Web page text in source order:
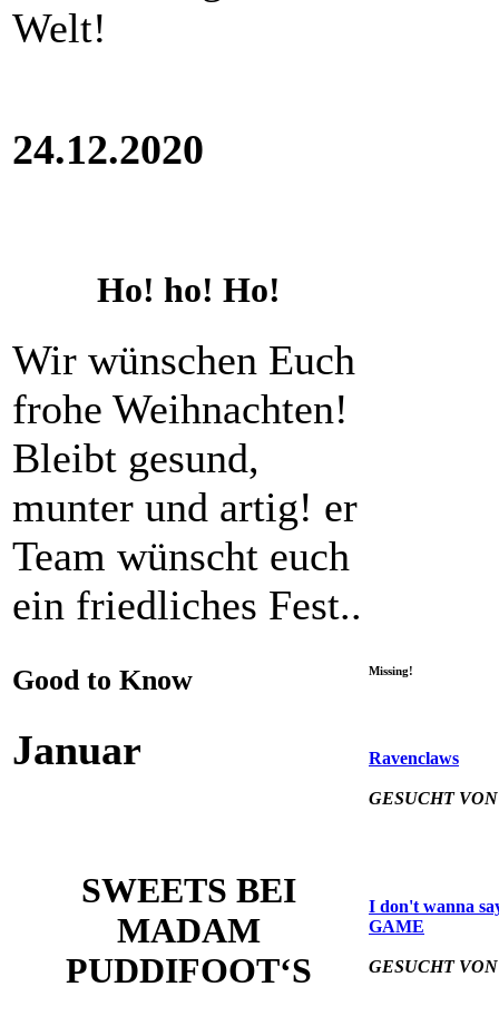
Welt!
24.12.2020
Ho! ho! Ho!
Wir wünschen Euch
frohe Weihnachten!
Bleibt gesund,
munter und artig! er
Team wünscht euch
ein friedliches Fest..
Good to Know
Januar
SWEETS BEI
MADAM
PUDDIFOOT‘S
Missing!
Ravenclaws
GESUCHT VON
I don't wanna
GAME
GESUCHT VON